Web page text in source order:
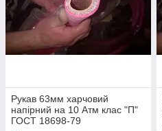
Рукав 63мм харчовий
напірний на 10 Атм клас "П"
ГОСТ 18698-79